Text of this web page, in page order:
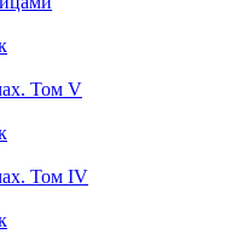
Том V
Том IV